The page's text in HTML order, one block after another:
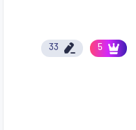
5
33